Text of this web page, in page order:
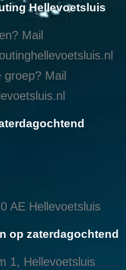
Hellevoetsluis
Mail
groep? Mail
AE Hellevoetsluis
op zaterdagochtend
1, Hellevoetsluis